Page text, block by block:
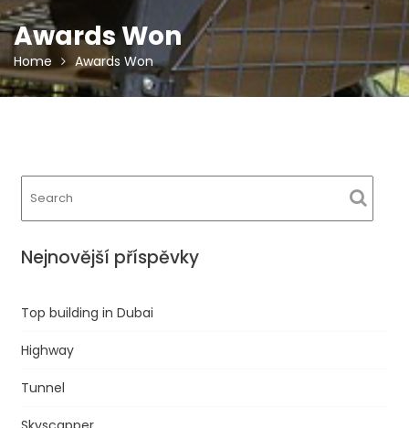
Awards Won
Home Awards Won
Nejnovější příspěvky
Top building in Dubai
Highway
Tunnel